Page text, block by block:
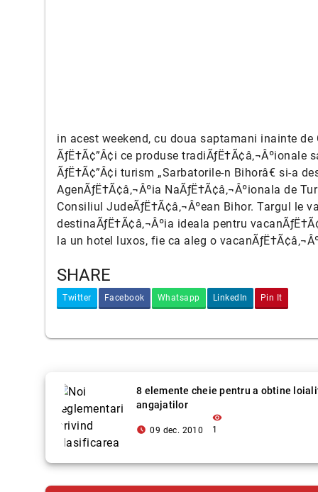
in acest weekend, cu doua saptamani inainte
ÃƒË†Ã¢”Â¢i ce produse
ÃƒË†Ã¢”Â¢i turism „Sarbatorile-n Bihorâ€ si-a
AgenÃƒË†Ã¢â‚¬Âºia NaÃƒË†Ã¢â‚¬Âºionala de
Consiliul JudeÃƒË†Ã¢â‚¬Âºean Bihor. Targul le
destinaÃƒË†Ã¢â‚¬Âºia ideala pentru
la un hotel luxos, fie ca aleg o
SHARE
Twitter Facebook Whatsapp LinkedIn Pin It
8 elemente cheie pentru a obtine
angajatilor
access_time_filled 09 dec. 2010
visibility
1